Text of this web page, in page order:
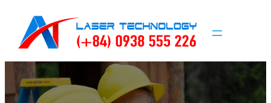
content